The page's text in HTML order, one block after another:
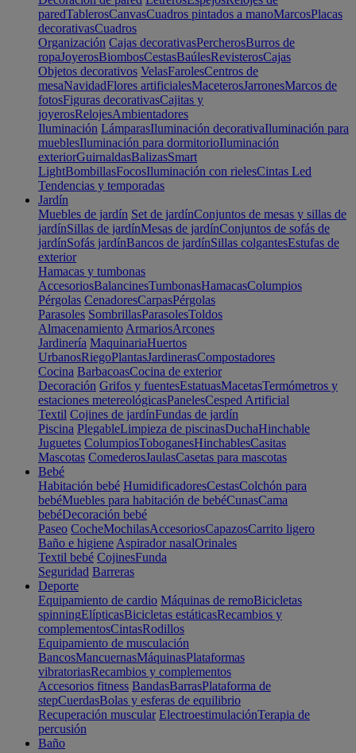
paredTablerosCanvasCuadros pintados a manoMarcosPlacas
decorativasCuadros
Organización Cajas decorativasPercherosBurros de
ropaJoyerosBiombosCestasBaúlesRevisterosCajas
Objetos decorativos VelasFarolesCentros de
mesaNavidadFlores artificialesMaceterosJarronesMarcos de
fotosFiguras decorativasCajitas y
joyerosRelojesAmbientadores
Iluminación LámparasIluminación decorativaIluminación para
mueblesIluminación para dormitorioIluminación
exteriorGuirnaldasBalizasSmart
LightBombillasFocosIluminación con rielesCintas Led
Tendencias y temporadas
Jardín
Muebles de jardín Set de jardínConjuntos de mesas y sillas de
jardínSillas de jardínMesas de jardínConjuntos de sofás de
jardínSofás jardínBancos de jardínSillas colgantesEstufas de
exterior
Hamacas y tumbonas
AccesoriosBalancinesTumbonasHamacasColumpios
Pérgolas CenadoresCarpasPérgolas
Parasoles SombrillasParasolesToldos
Almacenamiento ArmariosArcones
Jardinería MaquinariaHuertos
UrbanosRiegoPlantasJardinerasCompostadores
Cocina BarbacoasCocina de exterior
Decoración Grifos y fuentesEstatuasMacetasTermómetros y
estaciones metereológicasPanelesCesped Artificial
Textil Cojines de jardínFundas de jardín
Piscina PlegableLimpieza de piscinasDuchaHinchable
Juguetes ColumpiosToboganesHinchablesCasitas
Mascotas ComederosJaulasCasetas para mascotas
Bebé
Habitación bebé HumidificadoresCestasColchón para
bebéMuebles para habitación de bebéCunasCama
bebéDecoración bebé
Paseo CocheMochilasAccesoriosCapazosCarrito ligero
Baño e higiene Aspirador nasalOrinales
Textil bebé CojinesFunda
Seguridad Barreras
Deporte
Equipamiento de cardio Máquinas de remoBicicletas
spinningElípticasBicicletas estáticasRecambios y
complementosCintasRodillos
Equipamiento de musculación
BancosMancuernasMáquinasPlataformas
vibratoriasRecambios y complementos
Accesorios fitness BandasBarrasPlataforma de
stepCuerdasBolas y esferas de equilibrio
Recuperación muscular ElectroestimulaciónTerapia de
percusión
Baño